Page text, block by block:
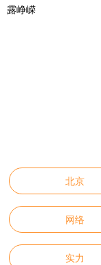
北京
网络
实力